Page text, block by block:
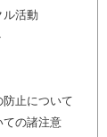
ル活動
止について
ての諸注意